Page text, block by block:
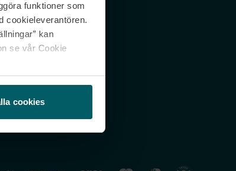
funktioner som
cookieleverantören.
kan
se vår Cookie
cookies
Nordicfeel NO